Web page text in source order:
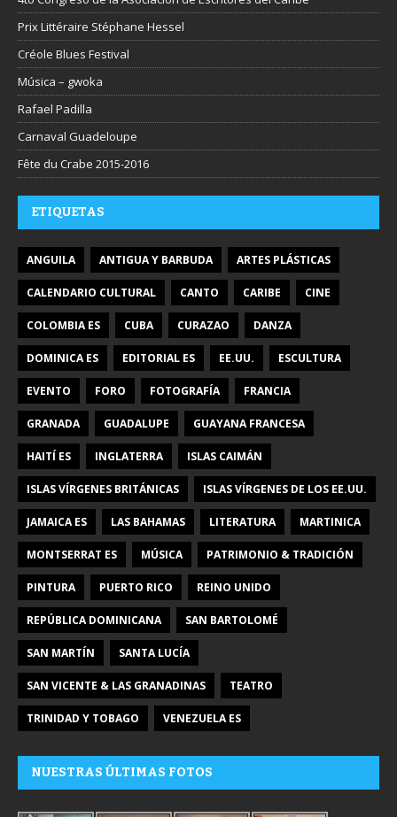
Prix Littéraire Stéphane Hessel
Créole Blues Festival
Música – gwoka
Rafael Padilla
Carnaval Guadeloupe
Fête du Crabe 2015-2016
ETIQUETAS
ANGUILA ANTIGUA Y BARBUDA ARTES PLÁSTICAS
CALENDARIO CULTURAL CANTO CARIBE CINE
COLOMBIA ES CUBA CURAZAO DANZA
DOMINICA ES EDITORIAL ES EE.UU. ESCULTURA
EVENTO FORO FOTOGRAFÍA FRANCIA
GRANADA GUADALUPE GUAYANA FRANCESA
HAITÍ ES INGLATERRA ISLAS CAIMÁN
ISLAS VÍRGENES BRITÁNICAS ISLAS VÍRGENES DE LOS EE.UU.
JAMAICA ES LAS BAHAMAS LITERATURA MARTINICA
MONTSERRAT ES MÚSICA PATRIMONIO & TRADICIÓN
PINTURA PUERTO RICO REINO UNIDO
REPÚBLICA DOMINICANA SAN BARTOLOMÉ
SAN MARTÍN SANTA LUCÍA
SAN VICENTE & LAS GRANADINAS TEATRO
TRINIDAD Y TOBAGO VENEZUELA ES
NUESTRAS ÚLTIMAS FOTOS